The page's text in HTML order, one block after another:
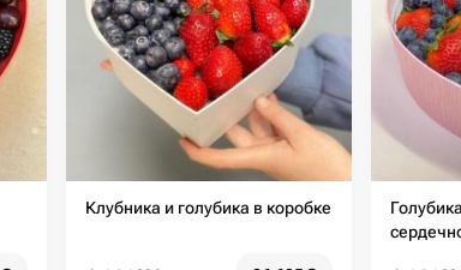
Клубника и голубика в коробке